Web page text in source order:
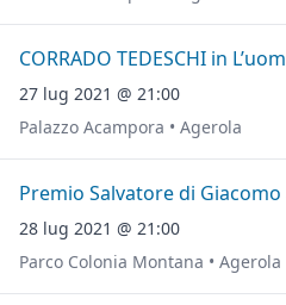
CORRADO TEDESCHI in
27 lug 2021 @ 21:00
Palazzo Acampora • Agerola
Premio Salvatore di
28 lug 2021 @ 21:00
Parco Colonia Montana • Agerola